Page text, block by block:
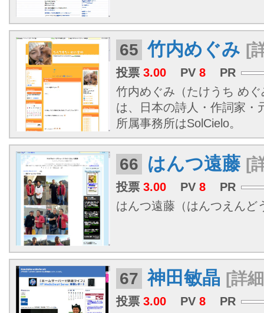
65 竹内めぐみ [
投票 3.00 PV 8
PR
竹内めぐみ（たけうち め
は、日本の詩人・作詞家・
所属事務所はSolCielo。
66 はんつ遠藤 [
投票 3.00 PV 8
PR
はんつ遠藤（はんつえんど
67 神田敏晶 [詳
投票 3.00 PV 8
PR